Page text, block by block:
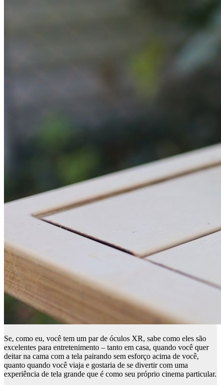
Se, como eu, você tem um par de óculos XR, sabe como eles são
excelentes para entretenimento – tanto em casa, quando você quer
deitar na cama com a tela pairando sem esforço acima de você,
quanto quando você viaja e gostaria de se divertir com uma
experiência de tela grande que é como seu próprio cinema particular.